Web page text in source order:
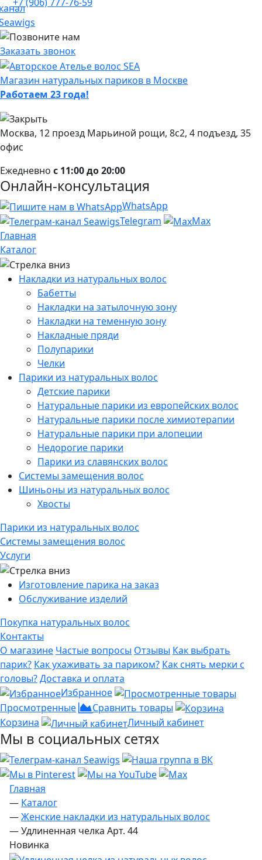
Заказать звонок
Магазин натуральных париков в Москве
Работаем 23 года!
Москва, 12 проезд Марьиной рощи, 8с2, 4 подъезд, 35
офис
Ежедневно с 11:00 до 20:00
Онлайн-консультация
WhatsApp
Telegram
Max
Главная
Каталог
Накладки из натуральных волос
Бабетты
Накладки на затылочную зону
Накладки на теменную зону
Накладные пряди
Полупарики
Челки
Парики из натуральных волос
Детские парики
Натуральные парики из европейских волос
Натуральные парики после химиотерапии
Натуральные парики при алопеции
Недорогие парики
Парики из славянских волос
Системы замещения волос
Шиньоны из натуральных волос
Хвосты
Парики из натуральных волос
Системы замещения волос
Услуги
Изготовление парика на заказ
Обслуживание изделий
Покупка натуральных волос
Контакты
О магазине Частые вопросы Отзывы Как выбрать
парик? Как ухаживать за париком? Как снять мерки с
головы?Доставка и оплата
Избранное
Просмотренные
Сравнить товары
Корзина
Личный кабинет
Мы в социальных сетях
Главная
— Каталог
—Женские накладки из натуральных волос
—Удлиненная челка Арт. 44
Новинка